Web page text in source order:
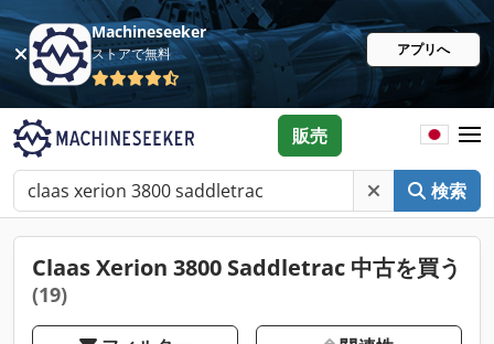
Machineseeker
ストアで無料 アプリへ
検索
販売
Claas Xerion 3800 Saddletrac 中古を買う
(19)